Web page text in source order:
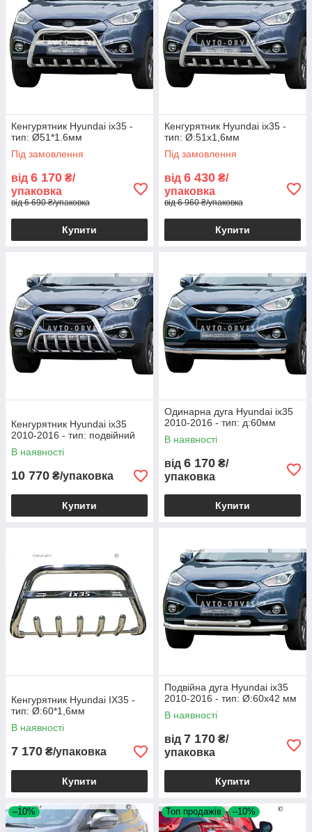
Кенгурятник Hyundai ix35 -
тип: Ø51*1.6мм
Під замовлення
від 6 170 ₴/
упаковка
від 6 690 ₴/упаковка
Купити
Кенгурятник Hyundai ix35 -
тип: Ø:51х1,6мм
Під замовлення
від 6 430 ₴/
упаковка
від 6 960 ₴/упаковка
Купити
Кенгурятник Hyundai ix35
2010-2016 - тип: подвійний
В наявності
10 770 ₴/упаковка
Купити
Одинарна дуга Hyundai ix35
2010-2016 - тип: д:60мм
В наявності
від 6 170 ₴/
упаковка
Купити
Кенгурятник Hyundai IX35 -
тип: Ø:60*1,6мм
В наявності
7 170 ₴/упаковка
Купити
Подвійна дуга Hyundai ix35
2010-2016 - тип: Ø:60х42 мм
В наявності
від 7 170 ₴/
упаковка
Купити
–10% Топ продажів –10%